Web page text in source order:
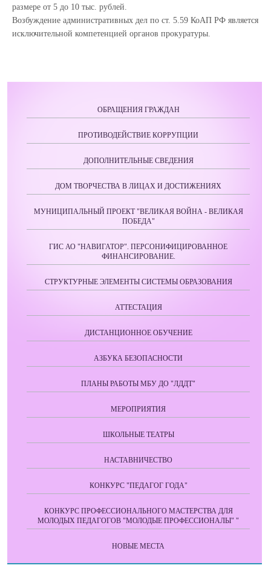
размере от 5 до 10 тыс. рублей.
Возбуждение административных дел по ст. 5.59 КоАП РФ является
исключительной компетенцией органов прокуратуры.
ОБРАЩЕНИЯ ГРАЖДАН
ПРОТИВОДЕЙСТВИЕ КОРРУПЦИИ
ДОПОЛНИТЕЛЬНЫЕ СВЕДЕНИЯ
ДОМ ТВОРЧЕСТВА В ЛИЦАХ И ДОСТИЖЕНИЯХ
МУНИЦИПАЛЬНЫЙ ПРОЕКТ "ВЕЛИКАЯ ВОЙНА - ВЕЛИКАЯ
ПОБЕДА"
ГИС АО "НАВИГАТОР". ПЕРСОНИФИЦИРОВАННОЕ
ФИНАНСИРОВАНИЕ.
СТРУКТУРНЫЕ ЭЛЕМЕНТЫ СИСТЕМЫ ОБРАЗОВАНИЯ
АТТЕСТАЦИЯ
ДИСТАНЦИОННОЕ ОБУЧЕНИЕ
АЗБУКА БЕЗОПАСНОСТИ
ПЛАНЫ РАБОТЫ МБУ ДО "ЛДДТ"
МЕРОПРИЯТИЯ
ШКОЛЬНЫЕ ТЕАТРЫ
НАСТАВНИЧЕСТВО
КОНКУРС "ПЕДАГОГ ГОДА"
КОНКУРС ПРОФЕССИОНАЛЬНОГО МАСТЕРСТВА ДЛЯ
МОЛОДЫХ ПЕДАГОГОВ "МОЛОДЫЕ ПРОФЕССИОНАЛЫ" "
НОВЫЕ МЕСТА